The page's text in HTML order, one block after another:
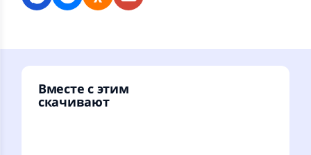
Вместе с этим
скачивают